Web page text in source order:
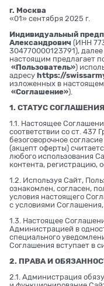
г. Москва
«01» сентября 2025 г.
Индивидуальный
Александрович (ИНН
304770000123791),
настоящим предлагает
«Пользователь»)
адресу https://
изложенных в
«Соглашение»).
1. СТАТУС СОГЛАШЕНИЯ
1.1. Настоящее
соответствии со ст. 437
безоговорочное
(акцепт оферты)
любого использования
контента, регистрацию,
1.2. Используя Сайт,
ознакомлен, согласен,
условия настоящего
с условиями
1.3. Настоящее
Администрацией в
специального
Соглашения вступает в
2. ПРАВА И
2.1. Администрация